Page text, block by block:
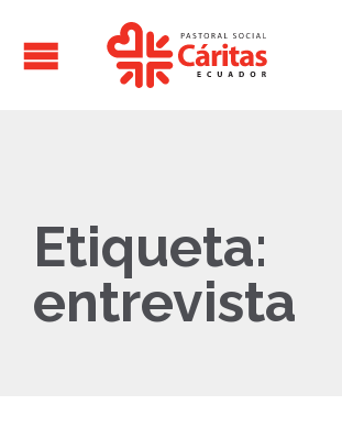
Etiqueta:
entrevista